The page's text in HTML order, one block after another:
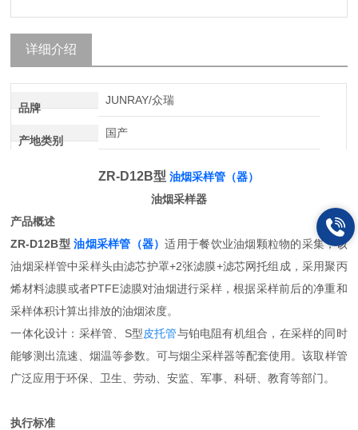
详细介绍
品牌
JUNRAY/众瑞
产地类别
国产
ZR-D12B型油烟采样管（器）
油烟采样器
产品概述
ZR-D12B型油烟采样管（器）适用于餐饮业油烟颗粒物的采集，该
油烟采样管中采样头由滤芯护罩+2张滤膜+滤芯网托组成，采用聚丙
烯材料滤膜或者PTFE滤膜对油烟进行采样，根据采样前后的净重和
采样体积计算出排放的油烟浓度。
一体化设计：采样管、S型皮托管与铂电阻有机组合，在采样的同时
能够测出流速、烟温等参数。可与烟尘采样器等配套使用。该取样管
广泛应用于环保、卫生、劳动、安监、军事、科研、教育等部门。
执行标准